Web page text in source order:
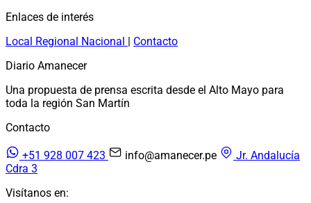
Enlaces de interés
Local Regional Nacional | Contacto
Diario Amanecer
Una propuesta de prensa escrita desde el Alto Mayo para
toda la región San Martín
Contacto
+51 928 007 423 info@amanecer.pe
Jr. Andalucía
Cdra 3
Visítanos en: